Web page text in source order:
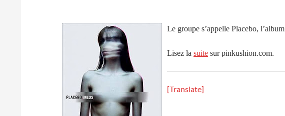
Le groupe s’appelle Placebo, l’album
Lisez la suite sur pinkushion.com.
[Translate]